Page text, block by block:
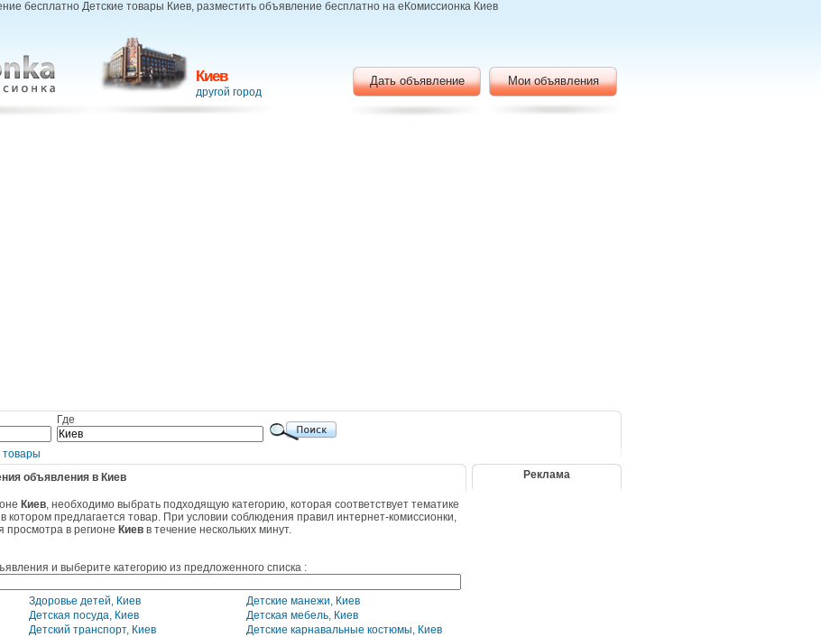
бесплатно Детские товары Киев, разместить объявление бесплатно на еКомиссионка Киев
Киев
другой город
Дать объявление Мои объявления
Где
товары
объявления в Киев
Киев, необходимо выбрать подходящую категорию, которая соответствует тематике
котором предлагается товар. При условии соблюдения правил интернет-комиссионки,
просмотра в регионе Киев в течение нескольких минут.
и выберите категорию из предложенного списка :
Здоровье детей, Киев
Детская посуда, Киев
Детский транспорт, Киев
Детские манежи, Киев
Детская мебель, Киев
Детские карнавальные костюмы, Киев
Реклама